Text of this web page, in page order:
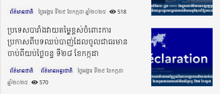
ព័ត៌មានជាតិ ថ្ងៃអង្គារ ទី២៩ ខែកក្កដា ឆ្នាំ២០២៥​ 518
ប្រទេសបារាំងវាយតម្លៃខ្ពស់ចំពោះការ
ប្រកាសពីបទឈប់បាញ់ដែលចូលជាធរមាន
ចាប់ពីយប់ថ្ងៃចន្ទ ទី២៨ ខែកក្កដា
ព័ត៌មានជាតិ ព័ត៌មានអន្តរជាតិ
ថ្ងៃអង្គារ ទី២៩ ខែកក្កដា
ឆ្នាំ២០២៥​
570